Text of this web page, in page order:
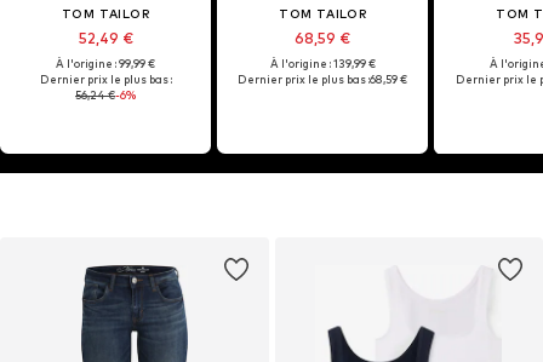
TOM TAILOR
52,49 €
À l'origine : 99,99 €
Dernier prix le plus bas :
56,24 €-6%
TOM TAILOR
68,59 €
À l'origine : 139,99 €
Dernier prix le plus bas :68,59 €
TOM
À
Dernier prix le